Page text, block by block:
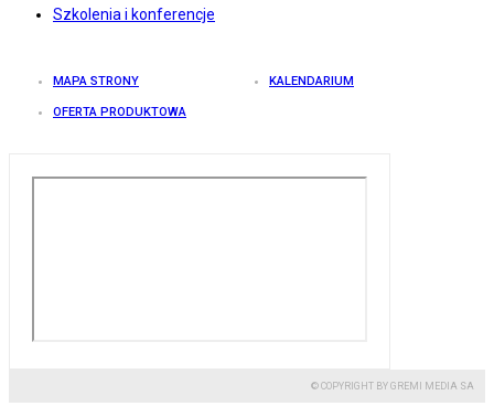
Szkolenia i konferencje
MAPA STRONY KALENDARIUM
OFERTA PRODUKTOWA
© COPYRIGHT BY GREMI MEDIA SA